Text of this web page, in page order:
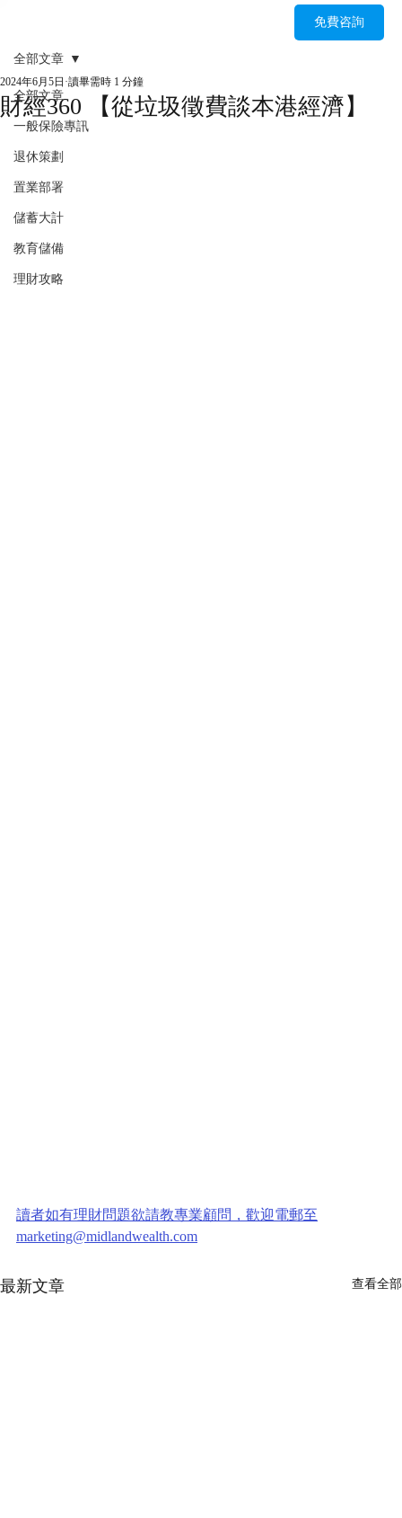
免費咨詢
全部文章
一般保險專訊
退休策劃
置業部署
儲蓄大計
教育儲備
理財攻略
全部文章
財經360 【從垃圾徵費談本港經濟】
2024年6月5日 讀畢需時 1 分鐘
讀者如有理財問題欲請教專業顧問，歡迎電郵至
marketing@midlandwealth.com
最新文章 查看全部